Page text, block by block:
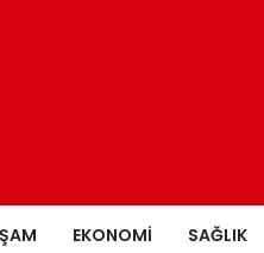
EKONOMI SAĞLIK